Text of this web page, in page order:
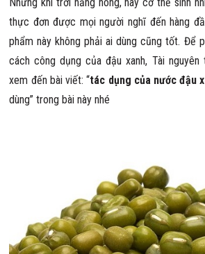
thực đơn được mọi người nghĩ đến hàng
phẩm này không phải ai dùng cũng tốt. Để
cách công dụng của đậu xanh, Tài
xem đến bài viết: “tác dụng của nước đậu
dùng” trong bài này nhé